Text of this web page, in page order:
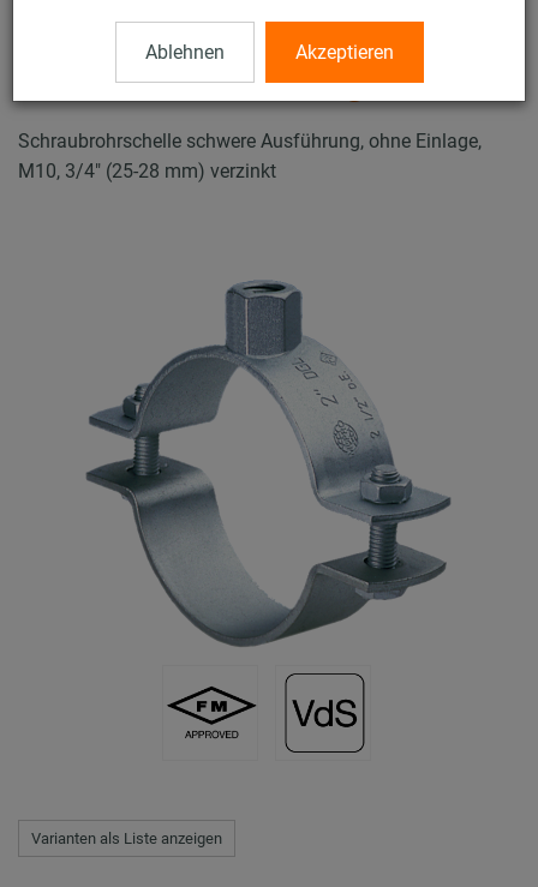
Ablehnen Akzeptieren
Schraubrohrschellen, schwere
Ausführung
Schraubrohrschelle schwere Ausführung, ohne Einlage,
M10, 3/4" (25-28 mm) verzinkt
Varianten als Liste anzeigen